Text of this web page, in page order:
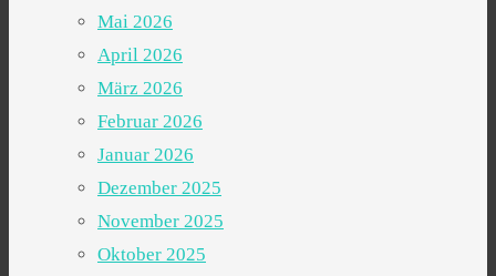
Mai 2026
April 2026
März 2026
Februar 2026
Januar 2026
Dezember 2025
November 2025
Oktober 2025